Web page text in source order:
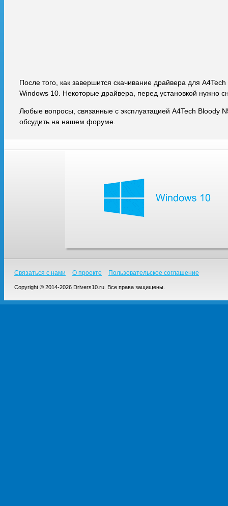
После того, как завершится скачивание драйвера для
Windows 10. Некоторые драйвера, перед установкой нужно
Любые вопросы, связанные с эксплуатацией A4Tech
обсудить на нашем форуме.
Связаться с нами О проекте Пользовательское соглашение
Copyright © 2014-2026 Drivers10.ru. Все права защищены.